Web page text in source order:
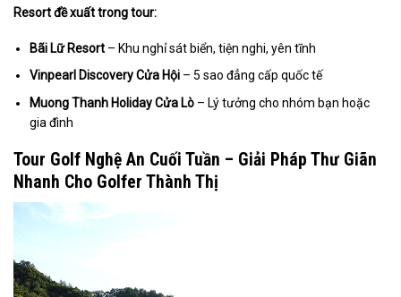
Resort đề xuất trong tour:
Bãi Lữ Resort – Khu nghỉ sát biển, tiện nghi, yên tĩnh
Vinpearl Discovery Cửa Hội – 5 sao đẳng cấp quốc tế
Muong Thanh Holiday Cửa Lò – Lý tưởng cho nhóm bạn hoặc
gia đình
Tour Golf Nghệ An Cuối Tuần – Giải Pháp Thư Giãn
Nhanh Cho Golfer Thành Thị